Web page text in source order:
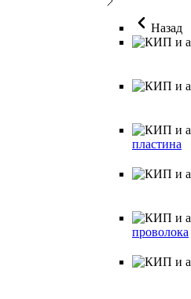
Назад
пластина
проволока